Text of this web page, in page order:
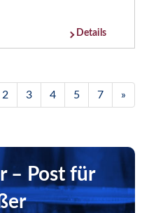
Details
2 3 4 5 7 »
– Post für